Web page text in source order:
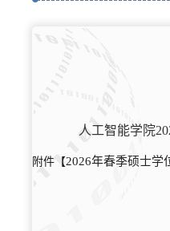
人工智能学院
附件【2026年春季硕士学